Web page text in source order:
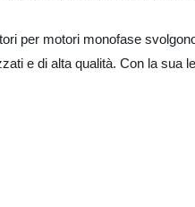
per motori monofase
e di alta qualità. Con la